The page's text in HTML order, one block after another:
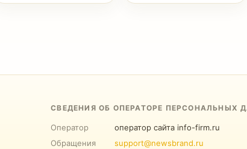
СВЕДЕНИЯ ОБ ОПЕРАТОРЕ ПЕРСОНАЛЬНЫХ
Оператор
оператор сайта info-firm.ru
Обращения
support@newsbrand.ru